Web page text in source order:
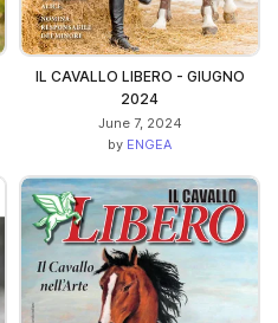
IL CAVALLO LIBERO - GIUGNO
2024
June 7, 2024
by ENGEA